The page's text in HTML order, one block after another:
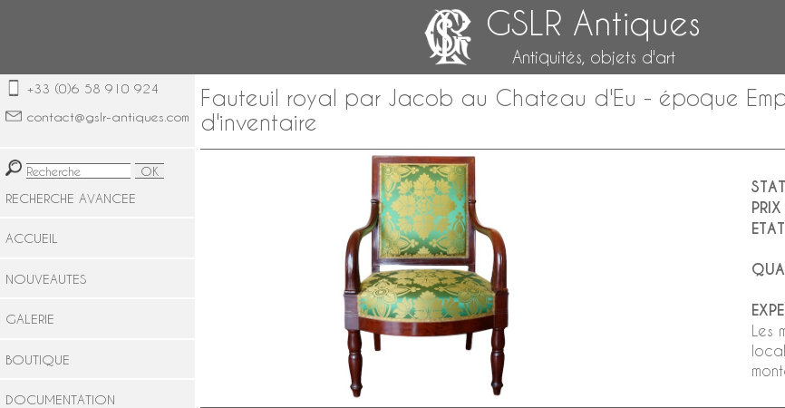
GSLR Antiques
Antiquités, objets d'art
+33 (0)6 58 910 924
contact@gslr-antiques.com
RECHERCHE AVANCEE
ACCUEIL
NOUVEAUTES
GALERIE
BOUTIQUE
DOCUMENTATION
Fauteuil royal par Jacob au Chateau d'Eu - époque
d'inventaire
PRIX
ETAT
Les